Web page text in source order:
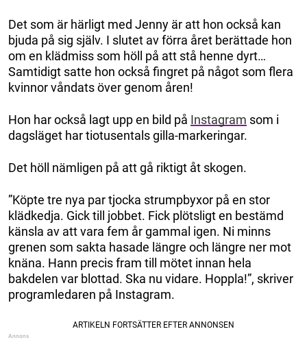
Det som är härligt med Jenny är att hon också kan
bjuda på sig själv. I slutet av förra året berättade hon
om en klädmiss som höll på att stå henne dyrt…
Samtidigt satte hon också fingret på något som flera
kvinnor våndats över genom åren!
Hon har också lagt upp en bild på Instagram som i
dagsläget har tiotusentals gilla-markeringar.
Det höll nämligen på att gå riktigt åt skogen.
”Köpte tre nya par tjocka strumpbyxor på en stor
klädkedja. Gick till jobbet. Fick plötsligt en bestämd
känsla av att vara fem år gammal igen. Ni minns
grenen som sakta hasade längre och längre ner mot
knäna. Hann precis fram till mötet innan hela
bakdelen var blottad. Ska nu vidare. Hoppla!”, skriver
programledaren på Instagram.